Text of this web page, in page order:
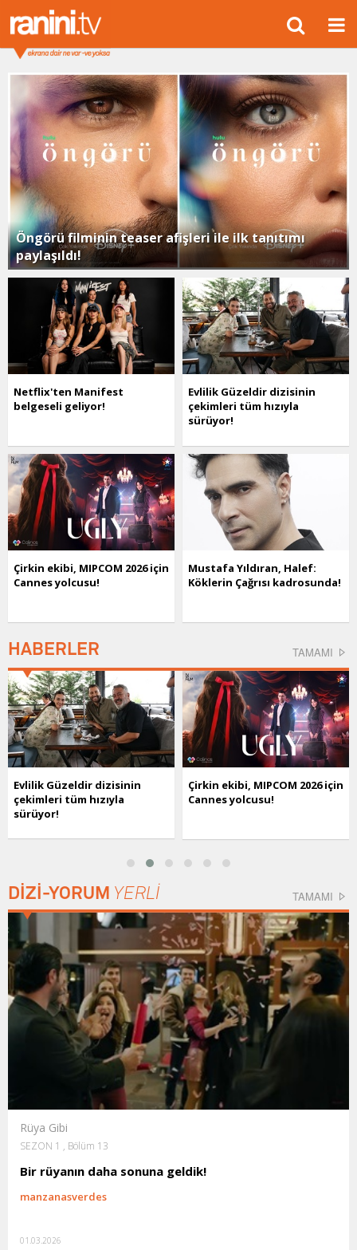
Öngörü filminin teaser afişleri ile ilk tanıtımı
paylaşıldı!
Netflix'ten Manifest
belgeseli geliyor!
Evlilik Güzeldir dizisinin
çekimleri tüm hızıyla
sürüyor!
Çirkin ekibi, MIPCOM 2026 için
Cannes yolcusu!
Mustafa Yıldıran, Halef:
Köklerin Çağrısı kadrosunda!
HABERLER TAMAMI
Evlilik Güzeldir dizisinin
çekimleri tüm hızıyla
sürüyor!
Çirkin ekibi, MIPCOM 2026 için
Cannes yolcusu!
DİZİ-YORUM YERLİ TAMAMI
Rüya Gibi
SEZON 1 , Bölüm 13
Bir rüyanın daha sonuna geldik!
manzanasverdes
01.03.2026